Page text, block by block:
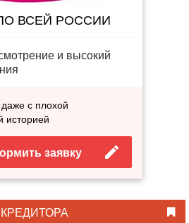
ВСЕЙ РОССИИ
и высокий
с плохой
историей
заявку